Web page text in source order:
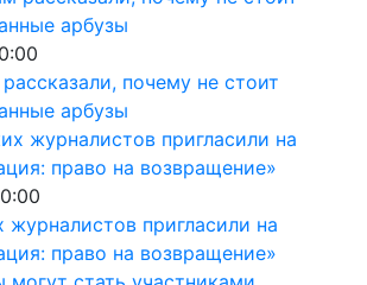
почему не стоит
арбузы
пригласили на
право на возвращение»